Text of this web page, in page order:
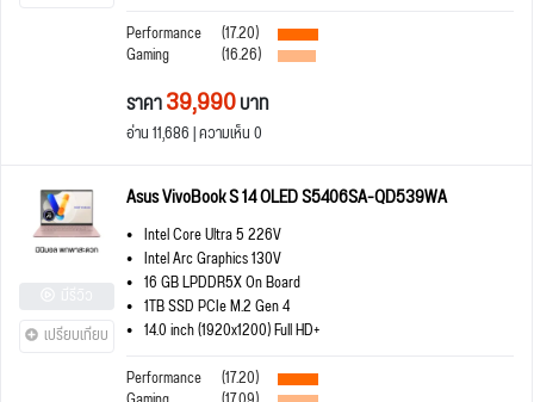
Performance
(17.20)
Gaming (16.26)
ราคา39,990บาท
อ่าน 11,686 | ความเห็น 0
เปรียบเทียบ
Asus VivoBook S 14 OLED S5406SA-QD539WA
Intel Core Ultra 5 226V
Intel Arc Graphics 130V
16 GB LPDDR5X On Board
1TB SSD PCIe M.2 Gen 4
14.0 inch (1920x1200) Full HD+
Performance
(17.20)